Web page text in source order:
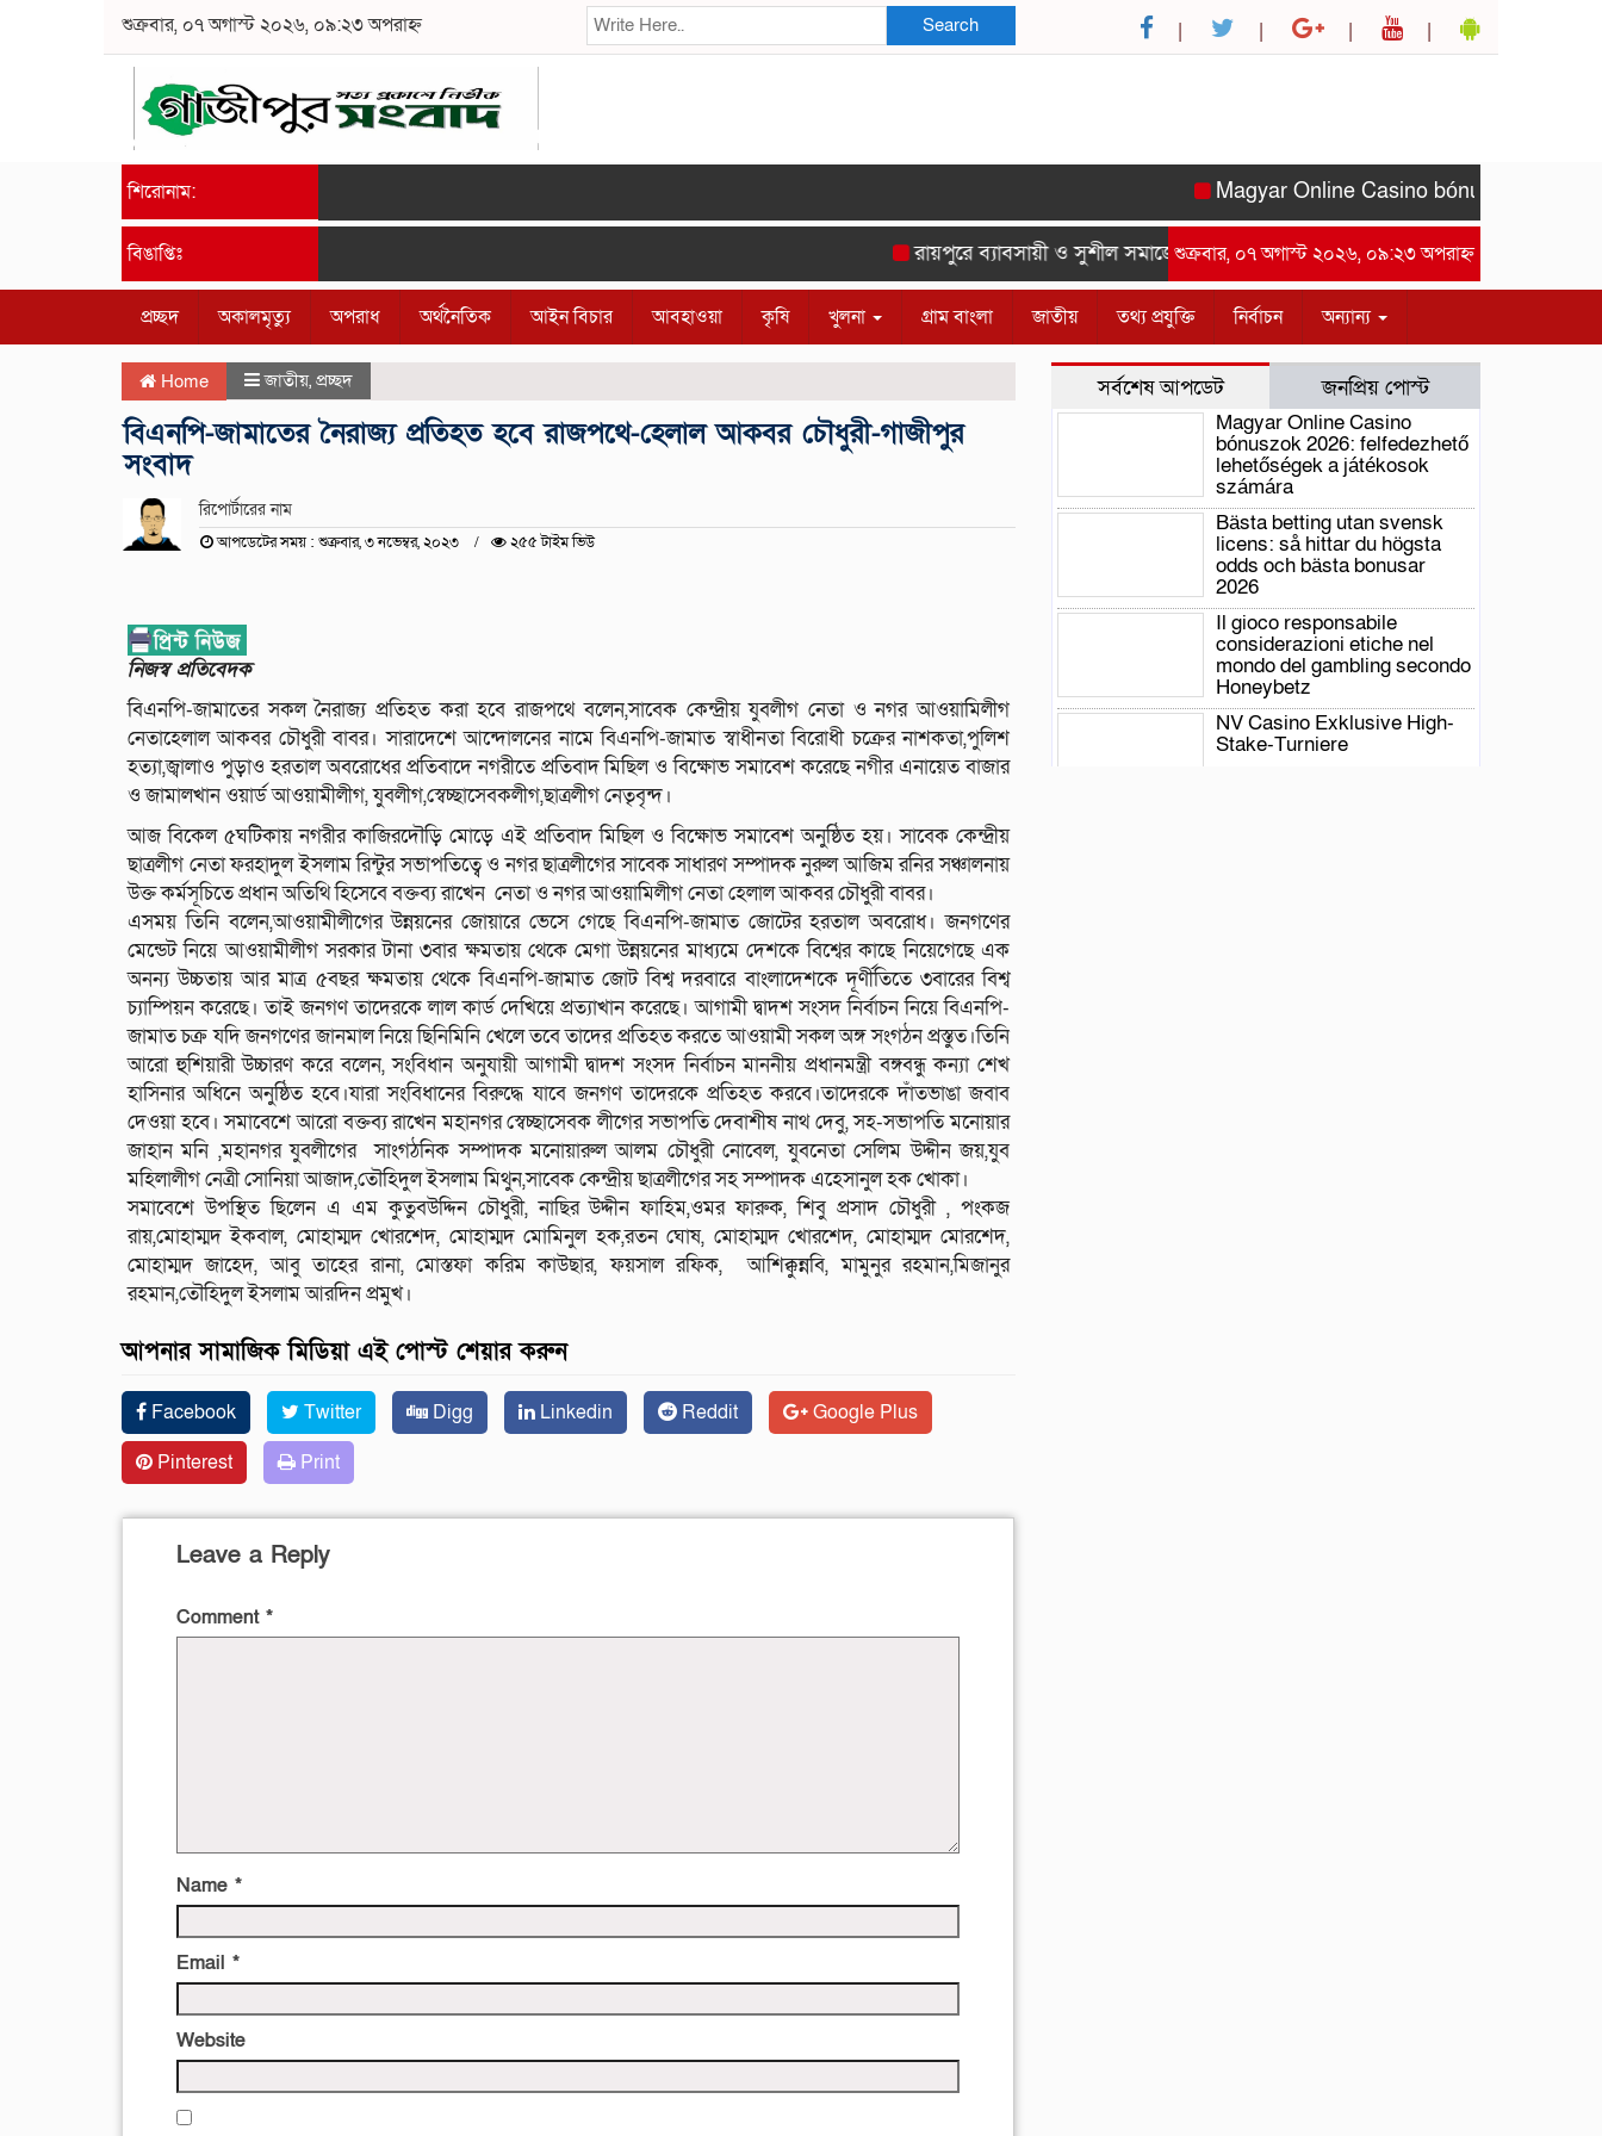
শুক্রবার, ০৭ অগাস্ট ২০২৬, ০৯:২৩ অপরাহ্ন Search
শিরোনাম: Magyar Online Casino bónuszok 2026:
বিঙাপ্তিঃ রায়পুরে ব্যাবসায়ী ও সুশীল সমাজের সম্মানে সাইদ জুটনের ইফতার মাহফিল অনুষ্ঠিত।-
শুক্রবার, ০৭ অগাস্ট ২০২৬, ০৯:২৩ অপরাহ্ন
প্রচ্ছদ অকালমৃত্যু অপরাধ অর্থনৈতিক আইন বিচার আবহাওয়া কৃষি খুলনা গ্রাম বাংলা জাতীয় তথ্য প্রযুক্তি নির্বাচন অন্যান্য
Home জাতীয়, প্রচ্ছদ
বিএনপি-জামাতের নৈরাজ্য প্রতিহত হবে রাজপথে-হেলাল আকবর চৌধুরী-গাজীপুর
সংবাদ
রিপোর্টারের নাম
আপডেটের সময় : শুক্রবার, ৩ নভেম্বর, ২০২৩ ২৫৫ টাইম ভিউ
নিজস্ব প্রতিবেদক
বিএনপি-জামাতের সকল নৈরাজ্য প্রতিহত করা হবে রাজপথে বলেন,সাবেক কেন্দ্রীয় যুবলীগ নেতা ও নগর আওয়ামিলীগ
নেতাহেলাল আকবর চৌধুরী বাবর। সারাদেশে আন্দোলনের নামে বিএনপি-জামাত স্বাধীনতা বিরোধী চক্রের নাশকতা,পুলিশ
হত্যা,জ্বালাও পুড়াও হরতাল অবরোধের প্রতিবাদে নগরীতে প্রতিবাদ মিছিল ও বিক্ষোভ সমাবেশ করেছে নগীর এনায়েত বাজার
ও জামালখান ওয়ার্ড আওয়ামীলীগ, যুবলীগ,স্বেচ্ছাসেবকলীগ,ছাত্রলীগ নেতৃবৃন্দ।
আজ বিকেল ৫ঘটিকায় নগরীর কাজিরদৌড়ি মোড়ে এই প্রতিবাদ মিছিল ও বিক্ষোভ সমাবেশ অনুষ্ঠিত হয়। সাবেক কেন্দ্রীয়
ছাত্রলীগ নেতা ফরহাদুল ইসলাম রিন্টুর সভাপতিত্বে ও নগর ছাত্রলীগের সাবেক সাধারণ সম্পাদক নুরুল আজিম রনির সঞ্চালনায়
উক্ত কর্মসূচিতে প্রধান অতিথি হিসেবে বক্তব্য রাখেন নেতা ও নগর আওয়ামিলীগ নেতা হেলাল আকবর চৌধুরী বাবর।
এসময় তিনি বলেন,আওয়ামীলীগের উন্নয়নের জোয়ারে ভেসে গেছে বিএনপি-জামাত জোটের হরতাল অবরোধ। জনগণের
মেন্ডেট নিয়ে আওয়ামীলীগ সরকার টানা ৩বার ক্ষমতায় থেকে মেগা উন্নয়নের মাধ্যমে দেশকে বিশ্বের কাছে নিয়েগেছে এক
অনন্য উচ্চতায় আর মাত্র ৫বছর ক্ষমতায় থেকে বিএনপি-জামাত জোট বিশ্ব দরবারে বাংলাদেশকে দূর্ণীতিতে ৩বারের বিশ্ব
চ্যাম্পিয়ন করেছে। তাই জনগণ তাদেরকে লাল কার্ড দেখিয়ে প্রত্যাখান করেছে। আগামী দ্বাদশ সংসদ নির্বাচন নিয়ে বিএনপি-
জামাত চক্র যদি জনগণের জানমাল নিয়ে ছিনিমিনি খেলে তবে তাদের প্রতিহত করতে আওয়ামী সকল অঙ্গ সংগঠন প্রস্তুত।তিনি
আরো হুশিয়ারী উচ্চারণ করে বলেন, সংবিধান অনুযায়ী আগামী দ্বাদশ সংসদ নির্বাচন মাননীয় প্রধানমন্ত্রী বঙ্গবন্ধু কন্যা শেখ
হাসিনার অধিনে অনুষ্ঠিত হবে।যারা সংবিধানের বিরুদ্ধে যাবে জনগণ তাদেরকে প্রতিহত করবে।তাদেরকে দাঁতভাঙা জবাব
দেওয়া হবে। সমাবেশে আরো বক্তব্য রাখেন মহানগর স্বেচ্ছাসেবক লীগের সভাপতি দেবাশীষ নাথ দেবু, সহ-সভাপতি মনোয়ার
জাহান মনি ,মহানগর যুবলীগের সাংগঠনিক সম্পাদক মনোয়ারুল আলম চৌধুরী নোবেল, যুবনেতা সেলিম উদ্দীন জয়,যুব
মহিলালীগ নেত্রী সোনিয়া আজাদ,তৌহিদুল ইসলাম মিথুন,সাবেক কেন্দ্রীয় ছাত্রলীগের সহ সম্পাদক এহেসানুল হক খোকা।
সমাবেশে উপস্থিত ছিলেন এ এম কুতুবউদ্দিন চৌধুরী, নাছির উদ্দীন ফাহিম,ওমর ফারুক, শিবু প্রসাদ চৌধুরী , পংকজ
রায়,মোহাম্মদ ইকবাল, মোহাম্মদ খোরশেদ, মোহাম্মদ মোমিনুল হক,রতন ঘোষ, মোহাম্মদ খোরশেদ, মোহাম্মদ মোরশেদ,
মোহাম্মদ জাহেদ, আবু তাহের রানা, মোস্তফা করিম কাউছার, ফয়সাল রফিক, আশিক্কুন্নবি, মামুনুর রহমান,মিজানুর
রহমান,তৌহিদুল ইসলাম আরদিন প্রমুখ।
আপনার সামাজিক মিডিয়া এই পোস্ট শেয়ার করুন
Facebook Twitter Digg Linkedin Reddit
Google Plus
Pinterest
Print
Leave a Reply
Comment *
Name *
Email *
Website
সর্বশেষ আপডেট জনপ্রিয় পোস্ট
Magyar Online Casino
bónuszok 2026: felfedezhető
lehetőségek a játékosok
számára
Bästa betting utan svensk
licens: så hittar du högsta
odds och bästa bonusar
2026
Il gioco responsabile
considerazioni etiche nel
mondo del gambling secondo
Honeybetz
NV Casino Exklusive High-
Stake-Turniere